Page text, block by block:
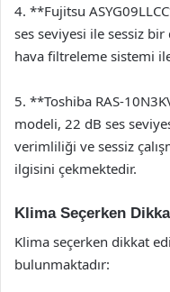
4. **Fujitsu
ses seviyesi ile sessiz
hava filtreleme sistemi
5. **Toshiba RAS-
modeli, 22 dB ses
verimliliği ve sessiz
ilgisini çekmektedir.
Klima Seçerken
Klima seçerken dikkat
bulunmaktadır: